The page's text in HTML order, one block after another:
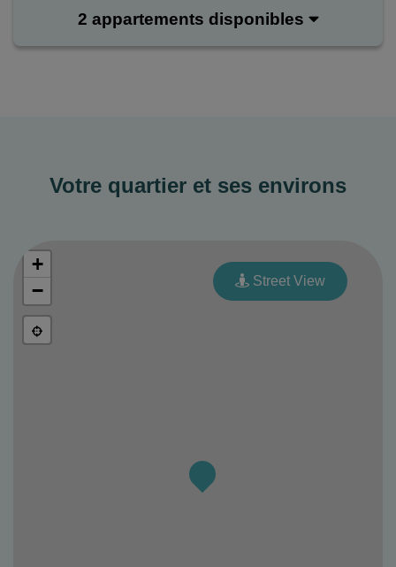
2 appartements disponibles
Votre quartier et ses environs
+
−
Street View